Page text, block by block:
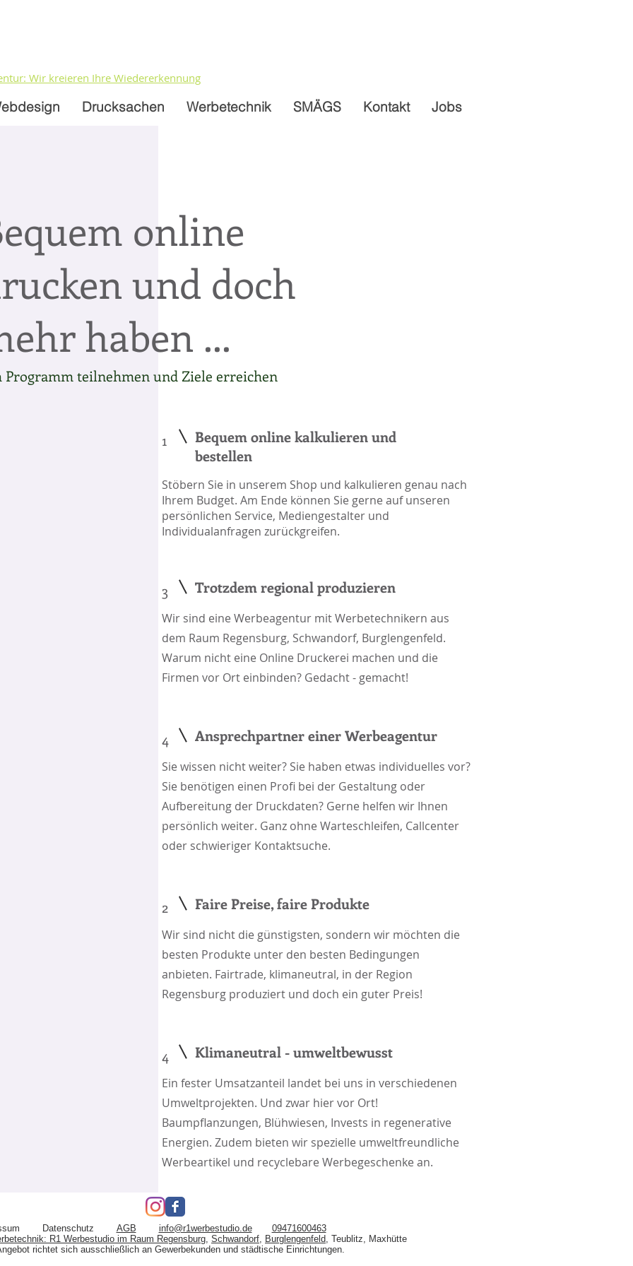
Wir kreieren Ihre Wiedererkennung
Drucksachen Werbetechnik SMÄGS Kontakt Jobs
online
und doch
haben ...
Programm teilnehmen und Ziele erreichen
1
Bequem online kalkulieren und
bestellen
Stöbern Sie in unserem Shop und kalkulieren genau nach
Ihrem Budget. Am Ende können Sie gerne auf unseren
persönlichen Service, Mediengestalter und
Individualanfragen zurückgreifen.
3 Trotzdem regional produzieren
Wir sind eine Werbeagentur mit Werbetechnikern aus
dem Raum Regensburg, Schwandorf, Burglengenfeld.
Warum nicht eine Online Druckerei machen und die
Firmen vor Ort einbinden? Gedacht - gemacht!
4 Ansprechpartner einer Werbeagentur
Sie wissen nicht weiter? Sie haben etwas individuelles vor?
Sie benötigen einen Profi bei der Gestaltung oder
Aufbereitung der Druckdaten? Gerne helfen wir Ihnen
persönlich weiter. Ganz ohne Warteschleifen, Callcenter
oder schwieriger Kontaktsuche.
2 Faire Preise, faire Produkte
Wir sind nicht die günstigsten, sondern wir möchten die
besten Produkte unter den besten Bedingungen
anbieten. Fairtrade, klimaneutral, in der Region
Regensburg produziert und doch ein guter Preis!
4 Klimaneutral - umweltbewusst
Ein fester Umsatzanteil landet bei uns in verschiedenen
Umweltprojekten. Und zwar hier vor Ort!
Baumpflanzungen, Blühwiesen, Invests in regenerative
Energien. Zudem bieten wir spezielle umweltfreundliche
Werbeartikel und recyclebare Werbegeschenke an.
Datenschutz AGB info@r1werbestudio.de
09471600463
R1 Werbestudio im Raum Regensburg, Schwandorf, Burglengenfeld, Teublitz, Maxhütte
richtet sich ausschließlich an Gewerbekunden und städtische Einrichtungen.